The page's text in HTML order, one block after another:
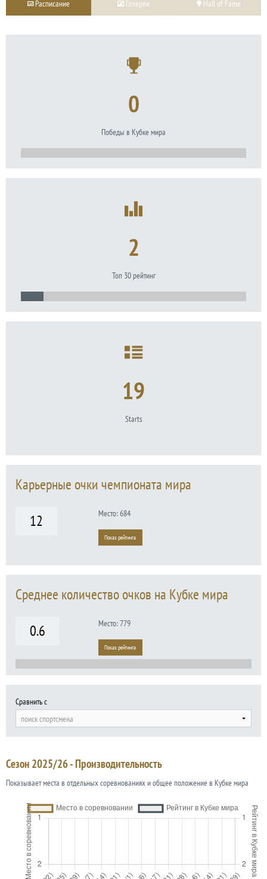
Расписание Галереи Hall of Fame
0
Победы в Кубке мира
2
Топ 30 рейтинг
19
Starts
Карьерные очки чемпионата мира
12
Место: 684
Показ рейтинга
Среднее количество очков на Кубке мира
0.6
Место: 779
Показ рейтинга
Сравнить с
поиск спортсмена
Сезон 2025/26 - Производительность
Показывает места в отдельных соревнованиях и общее положение в Кубке мира